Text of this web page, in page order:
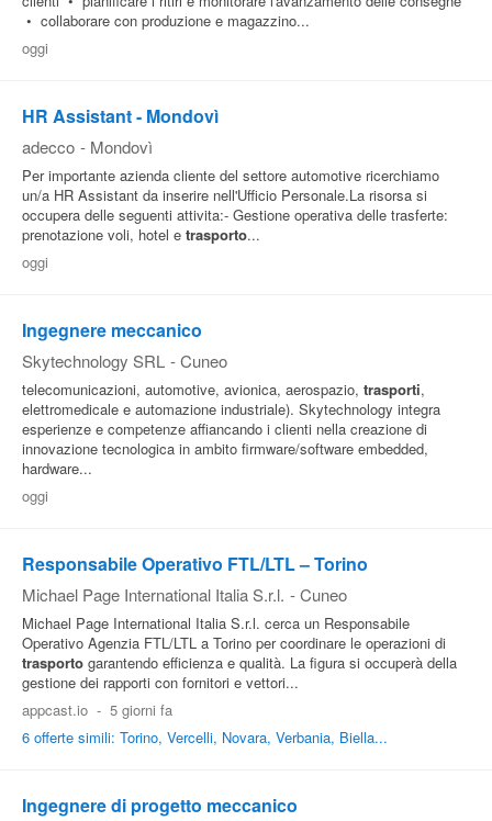
• collaborare con produzione e magazzino...
oggi
HR Assistant - Mondovì
adecco - Mondovì
Per importante azienda cliente del settore automotive ricerchiamo
un/a HR Assistant da inserire nell'Ufficio Personale.La risorsa si
occupera delle seguenti attivita:- Gestione operativa delle trasferte:
prenotazione voli, hotel e trasporto...
oggi
Ingegnere meccanico
Skytechnology SRL - Cuneo
telecomunicazioni, automotive, avionica, aerospazio, trasporti,
elettromedicale e automazione industriale). Skytechnology integra
esperienze e competenze affiancando i clienti nella creazione di
innovazione tecnologica in ambito firmware/software embedded,
hardware...
oggi
Responsabile Operativo FTL/LTL – Torino
Michael Page International Italia S.r.l. - Cuneo
Michael Page International Italia S.r.l. cerca un Responsabile
Operativo Agenzia FTL/LTL a Torino per coordinare le operazioni di
trasporto garantendo efficienza e qualità. La figura si occuperà della
gestione dei rapporti con fornitori e vettori...
appcast.io - 5 giorni fa
6 offerte simili: Torino, Vercelli, Novara, Verbania, Biella...
Ingegnere di progetto meccanico